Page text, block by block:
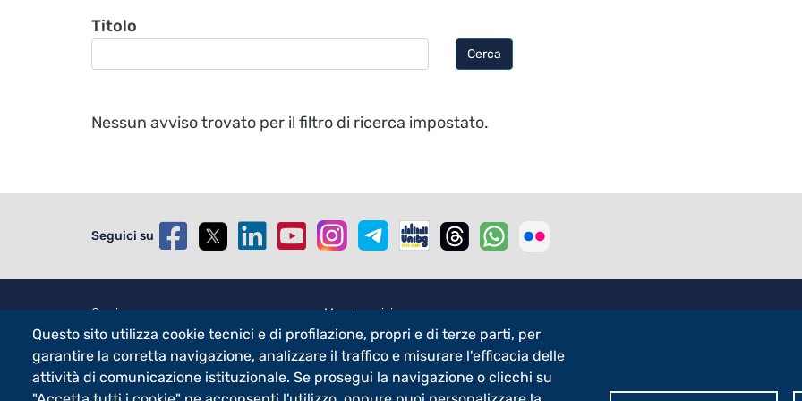
Titolo
Cerca
Nessun avviso trovato per il filtro di ricerca impostato.
Questo sito utilizza cookie tecnici e di profilazione, propri e di terze parti, per
garantire la corretta navigazione, analizzare il traffico e misurare l'efficacia delle
attività di comunicazione istituzionale. Se prosegui la navigazione o clicchi su
Seguici su
Footer - 2
Orari
eLearning
Footer - 3
Merchandising
Sostieni UniBg - 5x1000